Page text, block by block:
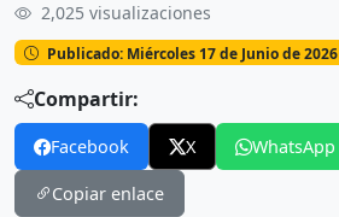
2,025 visualizaciones
Publicado: Miércoles 17 de Junio de 2026
Compartir:
Facebook X WhatsApp
Copiar enlace